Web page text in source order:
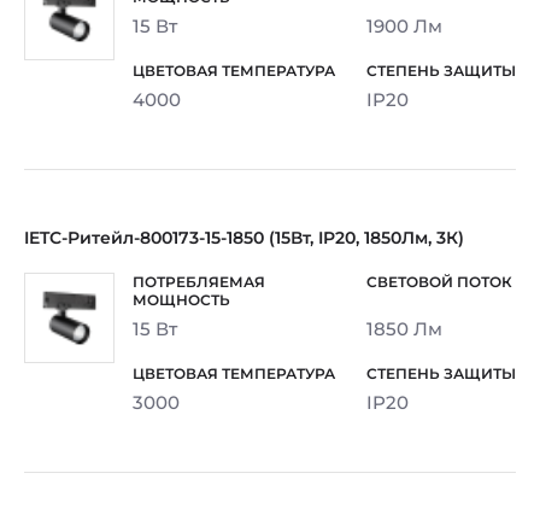
15 Вт 1900 Лм
4000 IP20
IETC-Ритейл-800173-15-1850 (15Вт, IP20, 1850Лм, 3К)
15 Вт 1850 Лм
3000 IP20